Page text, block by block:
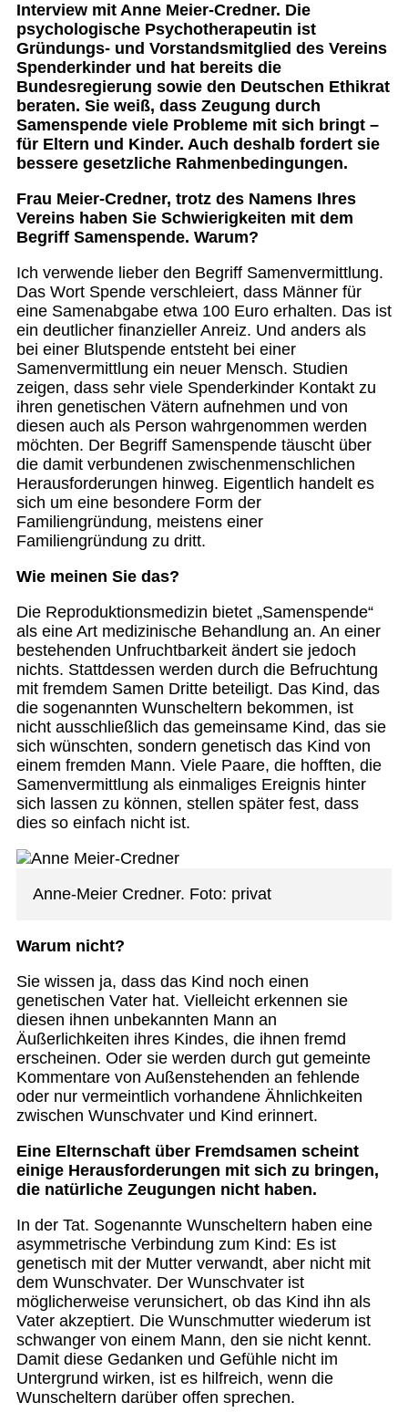
Interview mit Anne Meier-Credner. Die
psychologische Psychotherapeutin ist
Gründungs- und Vorstandsmitglied des Vereins
Spenderkinder und hat bereits die
Bundesregierung sowie den Deutschen Ethikrat
beraten. Sie weiß, dass Zeugung durch
Samenspende viele Probleme mit sich bringt –
für Eltern und Kinder. Auch deshalb fordert sie
bessere gesetzliche Rahmenbedingungen.
Frau Meier-Credner, trotz des Namens Ihres
Vereins haben Sie Schwierigkeiten mit dem
Begriff Samenspende. Warum?
Ich verwende lieber den Begriff Samenvermittlung.
Das Wort Spende verschleiert, dass Männer für
eine Samenabgabe etwa 100 Euro erhalten. Das ist
ein deutlicher finanzieller Anreiz. Und anders als
bei einer Blutspende entsteht bei einer
Samenvermittlung ein neuer Mensch. Studien
zeigen, dass sehr viele Spenderkinder Kontakt zu
ihren genetischen Vätern aufnehmen und von
diesen auch als Person wahrgenommen werden
möchten. Der Begriff Samenspende täuscht über
die damit verbundenen zwischenmenschlichen
Herausforderungen hinweg. Eigentlich handelt es
sich um eine besondere Form der
Familiengründung, meistens einer
Familiengründung zu dritt.
Wie meinen Sie das?
Die Reproduktionsmedizin bietet „Samenspende“
als eine Art medizinische Behandlung an. An einer
bestehenden Unfruchtbarkeit ändert sie jedoch
nichts. Stattdessen werden durch die Befruchtung
mit fremdem Samen Dritte beteiligt. Das Kind, das
die sogenannten Wunscheltern bekommen, ist
nicht ausschließlich das gemeinsame Kind, das sie
sich wünschten, sondern genetisch das Kind von
einem fremden Mann. Viele Paare, die hofften, die
Samenvermittlung als einmaliges Ereignis hinter
sich lassen zu können, stellen später fest, dass
dies so einfach nicht ist.
Anne-Meier Credner. Foto: privat
Warum nicht?
Sie wissen ja, dass das Kind noch einen
genetischen Vater hat. Vielleicht erkennen sie
diesen ihnen unbekannten Mann an
Äußerlichkeiten ihres Kindes, die ihnen fremd
erscheinen. Oder sie werden durch gut gemeinte
Kommentare von Außenstehenden an fehlende
oder nur vermeintlich vorhandene Ähnlichkeiten
zwischen Wunschvater und Kind erinnert.
Eine Elternschaft über Fremdsamen scheint
einige Herausforderungen mit sich zu bringen,
die natürliche Zeugungen nicht haben.
In der Tat. Sogenannte Wunscheltern haben eine
asymmetrische Verbindung zum Kind: Es ist
genetisch mit der Mutter verwandt, aber nicht mit
dem Wunschvater. Der Wunschvater ist
möglicherweise verunsichert, ob das Kind ihn als
Vater akzeptiert. Die Wunschmutter wiederum ist
schwanger von einem Mann, den sie nicht kennt.
Damit diese Gedanken und Gefühle nicht im
Untergrund wirken, ist es hilfreich, wenn die
Wunscheltern darüber offen sprechen.